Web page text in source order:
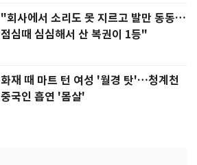
"회사에서 소리도 못 지르고 발만 동동…
점심때 심심해서 산 복권이 1등"
화재 때 마트 턴 여성 '월경 탓'…청계천
중국인 흡연 '몸살'